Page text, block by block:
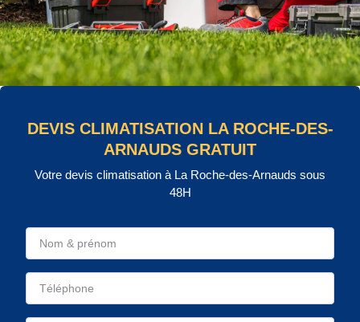
DEVIS CLIMATISATION LA ROCHE-DES-
ARNAUDS GRATUIT
Votre devis climatisation à La Roche-des-Arnauds sous
48H